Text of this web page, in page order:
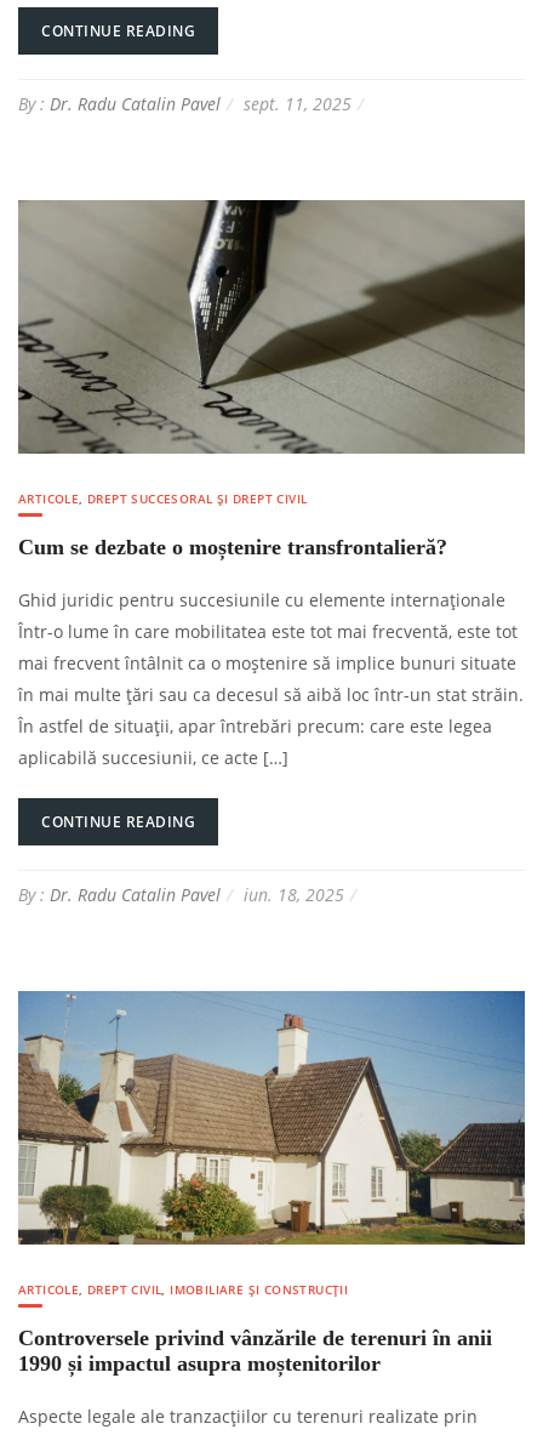
CONTINUE READING
By : Dr. Radu Catalin Pavel sept. 11, 2025
ARTICOLE, DREPT SUCCESORAL ȘI DREPT CIVIL
Cum se dezbate o moștenire transfrontalieră?
Ghid juridic pentru succesiunile cu elemente internaționale
Într-o lume în care mobilitatea este tot mai frecventă, este tot
mai frecvent întâlnit ca o moștenire să implice bunuri situate
în mai multe țări sau ca decesul să aibă loc într-un stat străin.
În astfel de situații, apar întrebări precum: care este legea
aplicabilă succesiunii, ce acte […]
CONTINUE READING
By : Dr. Radu Catalin Pavel iun. 18, 2025
ARTICOLE, DREPT CIVIL, IMOBILIARE ȘI CONSTRUCȚII
Controversele privind vânzările de terenuri în anii
1990 și impactul asupra moștenitorilor
Aspecte legale ale tranzacțiilor cu terenuri realizate prin